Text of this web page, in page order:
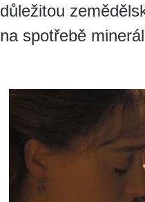
důležitou
na spotřebě